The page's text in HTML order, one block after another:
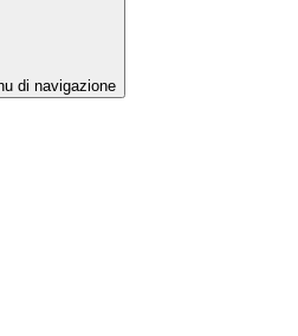
di navigazione